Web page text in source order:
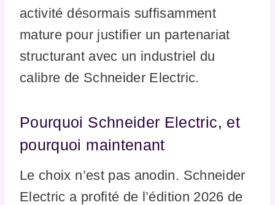
activité désormais suffisamment
mature pour justifier un partenariat
structurant avec un industriel du
calibre de Schneider Electric.
Pourquoi Schneider Electric, et
pourquoi maintenant
Le choix n’est pas anodin. Schneider
Electric a profité de l’édition 2026 de